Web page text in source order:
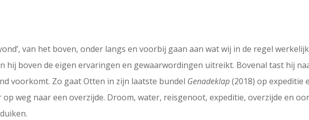
van het boven, onder langs en voorbij gaan aan wat wij in de regel
hij boven de eigen ervaringen en gewaarwordingen uitreikt. Bovenal tast hij
voorkomt. Zo gaat Otten in zijn laatste bundel Genadeklap(2018) op expeditie
weg naar een overzijde. Droom, water, reisgenoot, expeditie, overzijde en